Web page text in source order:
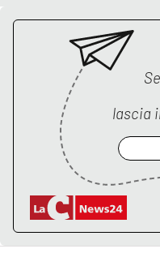
Ilvibonese.it
Catanzarochannel.it
Apple
lascia